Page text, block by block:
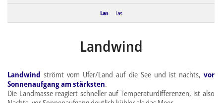
Lan Las
Landwind
Landwind strömt vom Ufer/Land auf die See und ist nachts, vor
Sonnenaufgang am stärksten.
Die Landmasse reagiert schneller auf Temperaturdifferenzen, ist also